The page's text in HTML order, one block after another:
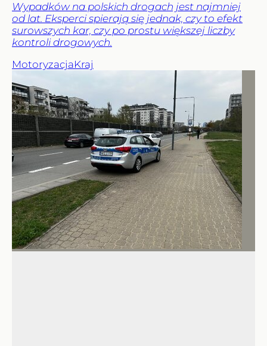
Wypadków na polskich drogach jest najmniej
od lat. Eksperci spierają się jednak, czy to efekt
surowszych kar, czy po prostu większej liczby
kontroli drogowych.
MotoryzacjaKraj